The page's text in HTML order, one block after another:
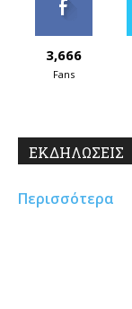
3,666
Fans
ΕΚΔΗΛΩΣΕΙΣ
Περισσότερα